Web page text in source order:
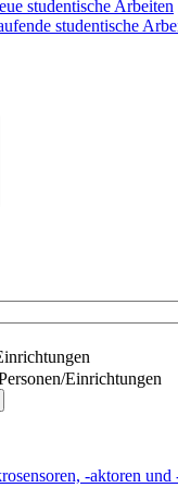
studentische Arbeiten
studentische
Einrichtungen
-aktoren und